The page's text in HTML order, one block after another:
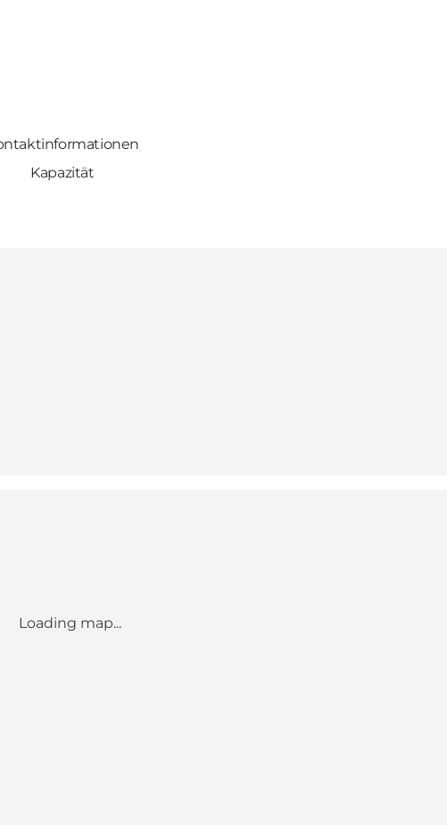
Kapazität
Loading map...